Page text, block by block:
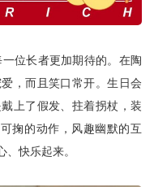
位长者更加期待的。在陶
，而且笑口常开。生日会
上了假发、拄着拐杖，装
掬的动作，风趣幽默的互
快乐起来。